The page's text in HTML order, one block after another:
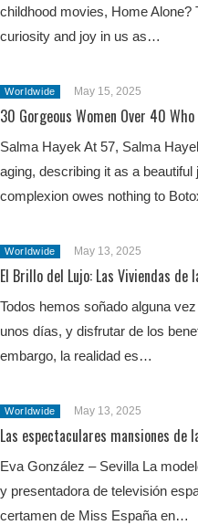
childhood movies, Home
curiosity and joy in us as…
Worldwide May 15, 2025
30 Gorgeous Women Over 40
Salma Hayek At 57, Salma
aging, describing it as a
complexion owes nothing to
Worldwide May 13, 2025
El Brillo del Lujo: Las Viviendas de
Todos hemos soñado alguna
unos días, y disfrutar de los
embargo, la realidad es…
Worldwide May 13, 2025
Las espectaculares mansiones de
Eva González – Sevilla La
y presentadora de televisión
certamen de Miss España en…